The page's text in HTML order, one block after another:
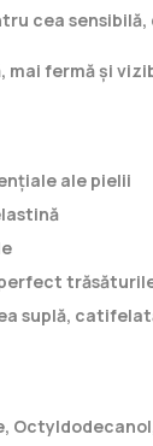
cea
fermă și
ale pielii
suplă,